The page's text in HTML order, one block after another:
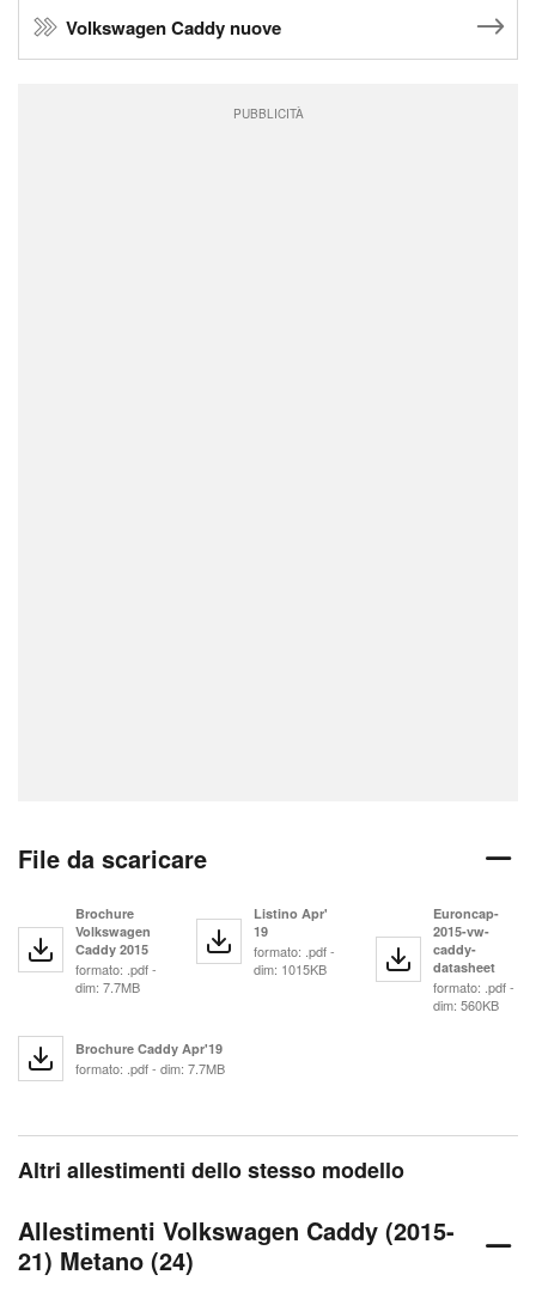
Volkswagen Caddy nuove
PUBBLICITÀ
File da scaricare
Brochure
Volkswagen
Caddy 2015
formato: .pdf -
dim: 7.7MB
Listino Apr'
19
formato: .pdf -
dim: 1015KB
Euroncap-
2015-vw-
caddy-
datasheet
formato: .pdf -
dim: 560KB
Brochure Caddy Apr'19
formato: .pdf - dim: 7.7MB
Altri allestimenti dello stesso modello
Allestimenti Volkswagen Caddy (2015-
21) Metano (24)